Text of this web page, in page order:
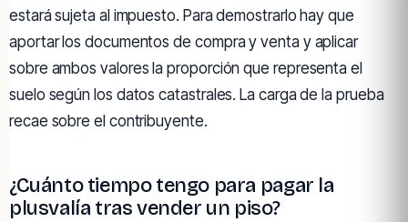
estará sujeta al impuesto. Para demostrarlo hay que
aportar los documentos de compra y venta y aplicar
sobre ambos valores la proporción que representa el
suelo según los datos catastrales. La carga de la prueba
recae sobre el contribuyente.
¿Cuánto tiempo tengo para pagar la
plusvalía tras vender un piso?